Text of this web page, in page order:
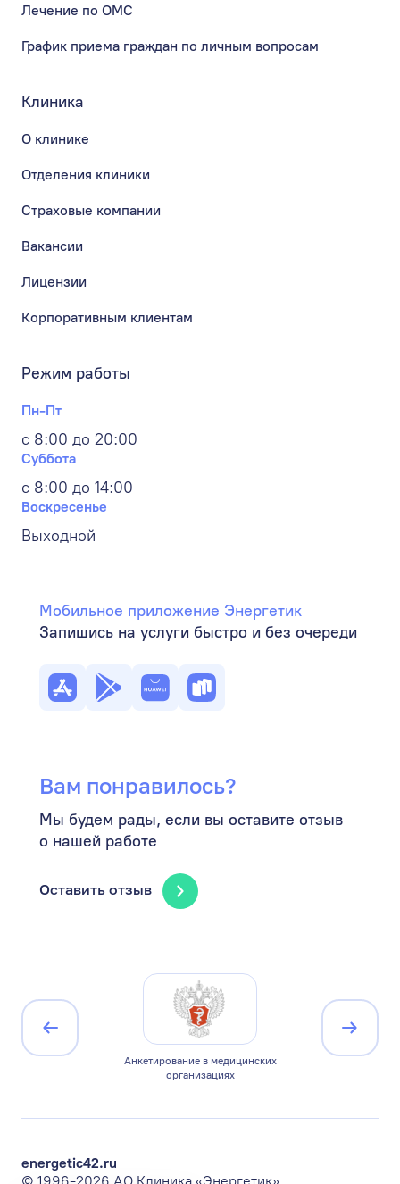
Лечение по ОМС
График приема граждан по личным вопросам
Клиника
О клинике
Отделения клиники
Страховые компании
Вакансии
Лицензии
Корпоративным клиентам
Режим работы
Пн-Пт
с 8:00 до 20:00
Суббота
с 8:00 до 14:00
Воскресенье
Выходной
Мобильное приложение Энергетик
Запишись на услуги быстро и без очереди
Вам понравилось?
Мы будем рады, если вы оставите отзыв
о нашей работе
Оставить отзыв
Анкетирование в медицинских
организациях
energetic42.ru